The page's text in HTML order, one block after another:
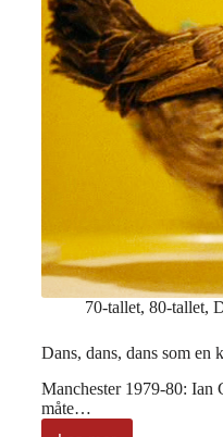
70-tallet, 80-tallet,
Dans, dans, dans som en
Manchester 1979-80: Ian
måte…